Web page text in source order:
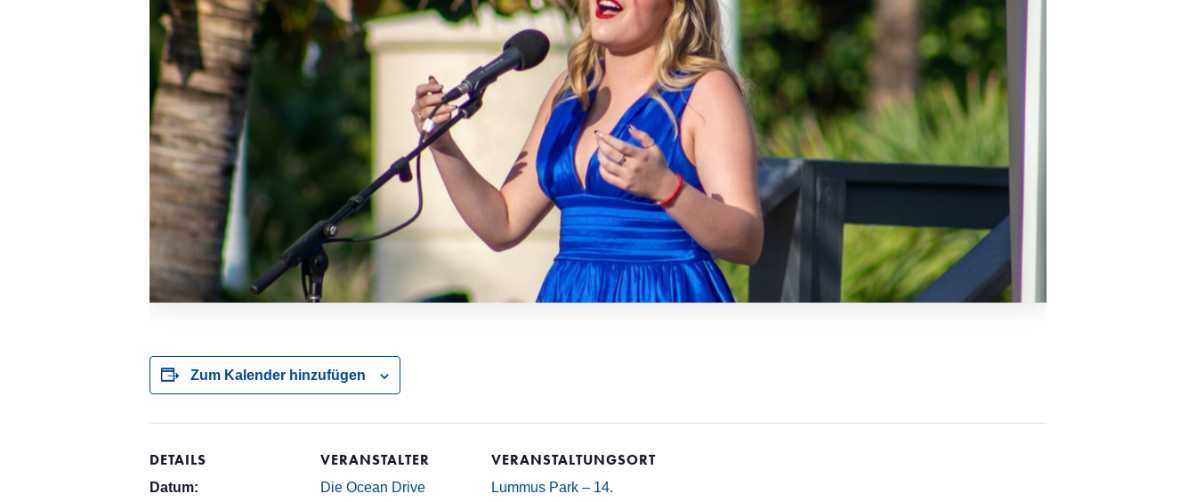
Zum Kalender hinzufügen
DETAILS
Datum:
VERANSTALTER
Die Ocean Drive
VERANSTALTUNGSORT
Lummus Park – 14.